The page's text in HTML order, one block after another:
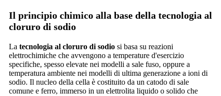
Il principio chimico alla base della tecnologia al
cloruro di sodio
La tecnologia al cloruro di sodio si basa su reazioni
elettrochimiche che avvengono a temperature d'esercizio
specifiche, spesso elevate nei modelli a sale fuso, oppure a
temperatura ambiente nei modelli di ultima generazione a ioni di
sodio. Il nucleo della cella è costituito da un catodo di sale
comune e ferro, immerso in un elettrolita liquido o solido che